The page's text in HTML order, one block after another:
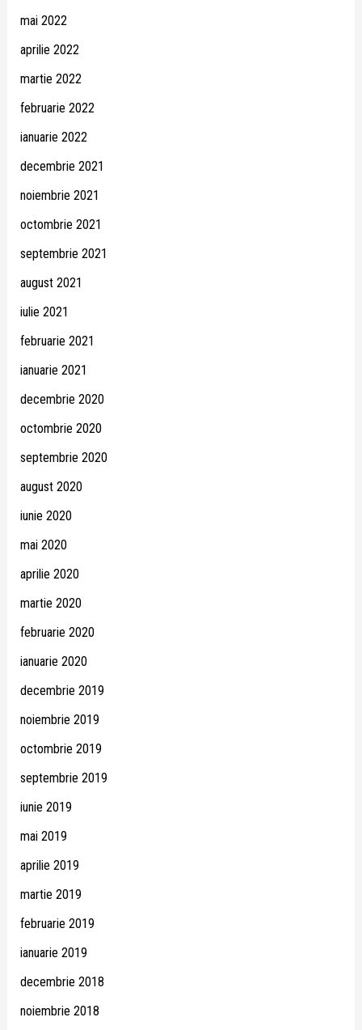
mai 2022
aprilie 2022
martie 2022
februarie 2022
ianuarie 2022
decembrie 2021
noiembrie 2021
octombrie 2021
septembrie 2021
august 2021
iulie 2021
februarie 2021
ianuarie 2021
decembrie 2020
octombrie 2020
septembrie 2020
august 2020
iunie 2020
mai 2020
aprilie 2020
martie 2020
februarie 2020
ianuarie 2020
decembrie 2019
noiembrie 2019
octombrie 2019
septembrie 2019
iunie 2019
mai 2019
aprilie 2019
martie 2019
februarie 2019
ianuarie 2019
decembrie 2018
noiembrie 2018